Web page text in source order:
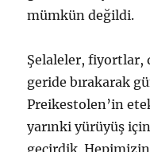
mümkün değildi.
Şelaleler, fiyortlar,
geride bırakarak
Preikestolen’in
yarınki yürüyüş
geçirdik. Hepimizin